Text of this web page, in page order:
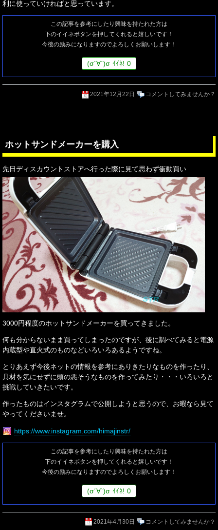
利に使っていければと思っています。
この記事を参考にしたり興味を持たれた方は
下のイイネボタンを押してくれると嬉しいです！
今後の励みになりますのでよろしくお願いします！
(σ´∀`)σ ｲｲﾈ! 0
2021年12月22日 コメントしてみませんか？
ホットサンドメーカーを購入
先日ディスカウントストアへ行った際に見て思わず衝動買い
3000円程度のホットサンドメーカーを買ってきました。
何も分からないまま買ってしまったのですが、後に調べてみると電源
内蔵型や直火式のものなどいろいろあるようですね。
とりあえず今後ネットの情報を参考にありきたりなものを作ったり、
具材を気にせずに頭の悪そうなものを作ってみたり・・・いろいろと
挑戦していきたいです。
作ったものはインスタグラムで公開しようと思うので、お暇なら見て
やってくださいませ。
https://www.instagram.com/himajinstr/
この記事を参考にしたり興味を持たれた方は
下のイイネボタンを押してくれると嬉しいです！
今後の励みになりますのでよろしくお願いします！
(σ´∀`)σ ｲｲﾈ! 0
2021年4月30日 コメントしてみませんか？